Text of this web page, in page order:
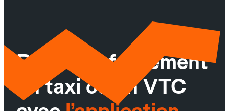
Réservez facilement
un taxi ou un VTC